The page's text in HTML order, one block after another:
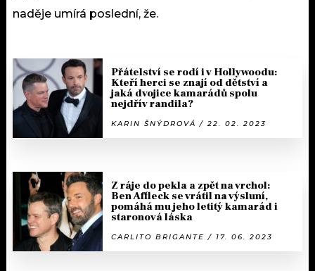
naděje umírá poslední, že.
Přátelství se rodí i v Hollywoodu:
Kteří herci se znají od dětství a
jaká dvojice kamarádů spolu
nejdřív randila?
KARIN ŠNÝDROVÁ / 22. 02. 2023
Z ráje do pekla a zpět na vrchol:
Ben Affleck se vrátil na výsluní,
pomáhá mu jeho letitý kamarád i
staronová láska
CARLITO BRIGANTE / 17. 06. 2023